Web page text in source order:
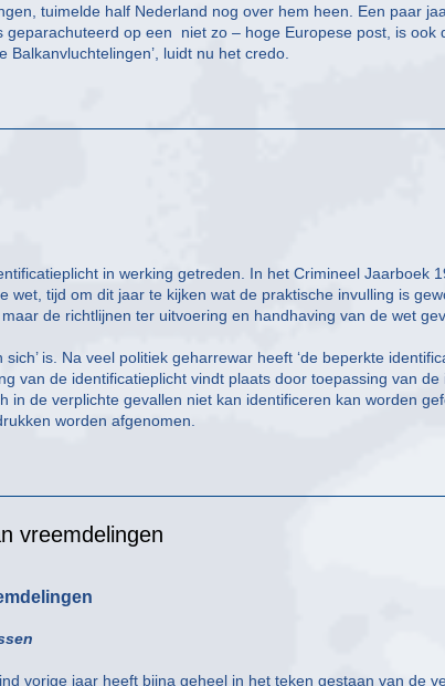
tuimelde half Nederland nog over hem heen. Een paar
op een ­ niet zo – hoge Europese post, is ook
luidt nu het credo.
in werking getreden. In het Crimineel Jaarboek
tijd om dit jaar te kijken wat de praktische invulling is
de richtlijnen ter uitvoering en handhaving van de wet
is. Na veel politiek geharrewar heeft ‘de beperkte
van de identificatieplicht vindt plaats door toepassing van de
in de verplichte gevallen niet kan identificeren kan worden
worden afgenomen.
vreemdelingen
vorige jaar heeft bijna geheel in het teken gestaan van de